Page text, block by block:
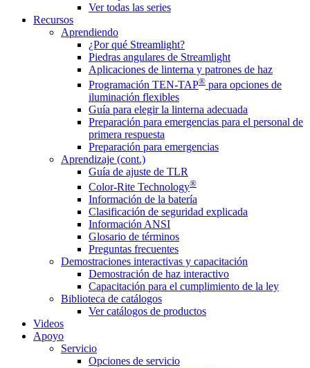
Ver todas las series
Recursos
Aprendiendo
¿Por qué Streamlight?
Piedras angulares de Streamlight
Aplicaciones de linterna y patrones de haz
Programación TEN-TAP® para opciones de
iluminación flexibles
Guía para elegir la linterna adecuada
Preparación para emergencias para el personal de
primera respuesta
Preparación para emergencias
Aprendizaje (cont.)
Guía de ajuste de TLR
Color-Rite Technology®
Información de la batería
Clasificación de seguridad explicada
Información ANSI
Glosario de términos
Preguntas frecuentes
Demostraciones interactivas y capacitación
Demostración de haz interactivo
Capacitación para el cumplimiento de la ley
Biblioteca de catálogos
Ver catálogos de productos
Videos
Apoyo
Servicio
Opciones de servicio